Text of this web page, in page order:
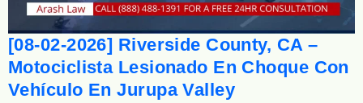
[08-02-2026] Riverside County, CA –
Motociclista Lesionado En Choque Con
Vehículo En Jurupa Valley